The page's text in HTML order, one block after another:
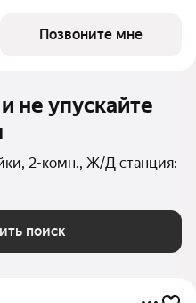
застройщика
Позвоните мне
не упускайте
2-комн., Ж/Д станция:
поиск